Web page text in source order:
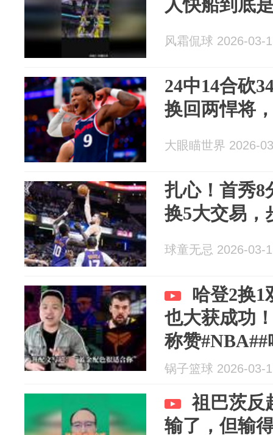
人快船到底
风霜侃球 2026-03-
24中14合砍
换回两悍将
大眼瞄世界 2026-
扎心！首秀8
换5大交易，
球童无忌 2026-03-
哈登2换1
也大获成功
称赞
锅子篮球 2026-03-
祖巴茨反
输了，但输